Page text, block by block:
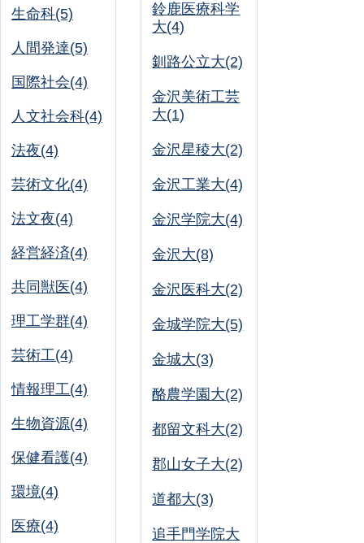
生命科(5)
人間発達(5)
国際社会(4)
人文社会科(4)
法夜(4)
芸術文化(4)
法文夜(4)
経営経済(4)
共同獣医(4)
理工学群(4)
芸術工(4)
情報理工(4)
生物資源(4)
保健看護(4)
環境(4)
医療(4)
鈴鹿医療科学
大(4)
釧路公立大(2)
金沢美術工芸
大(1)
金沢星稜大(2)
金沢工業大(4)
金沢学院大(4)
金沢大(8)
金沢医科大(2)
金城学院大(5)
金城大(3)
酪農学園大(2)
都留文科大(2)
郡山女子大(2)
道都大(3)
追手門学院大